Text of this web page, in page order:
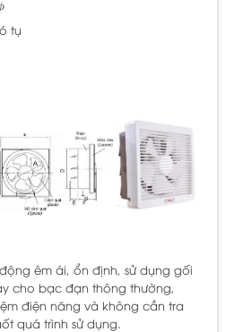
tụ
êm ái, ổn định , sử dụng gối
cho bạc đạn thông thường,
điện năng và không cần tra
quá trình sử dụng.